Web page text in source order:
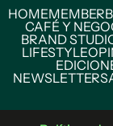
HOMEMEMBER
CAFÉ Y
BRAND
LIFESTYLE
NEWSLETTERS